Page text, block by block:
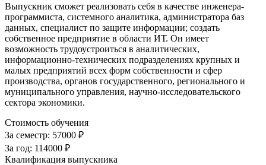
Выпускник сможет реализовать себя в качестве инженера-
программиста, системного аналитика, администратора баз
данных, специалист по защите информации; создать
собственное предприятие в области ИТ. Он имеет
возможность трудоустроиться в аналитических,
информационно-технических подразделениях крупных и
малых предприятий всех форм собственности и сфер
производства, органов государственного, регионального и
муниципального управления, научно-исследовательского
сектора экономики.
Стоимость обучения
За семестр: 57000 ₽
За год: 114000 ₽
Квалификация выпускника